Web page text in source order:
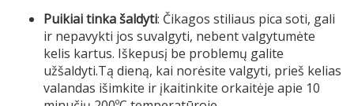
Puikiai tinka šaldyti: Čikagos stiliaus pica soti, gali
ir nepavykti jos suvalgyti, nebent valgytumėte
kelis kartus. Iškepusį be problemų galite
užšaldyti.Tą dieną, kai norėsite valgyti, prieš kelias
valandas išimkite ir įkaitinkite orkaitėje apie 10